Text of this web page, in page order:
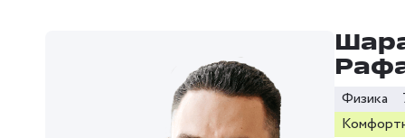
школе.
20
Физика